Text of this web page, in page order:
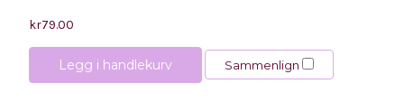
kr79.00
Legg i handlekurv Sammenlign